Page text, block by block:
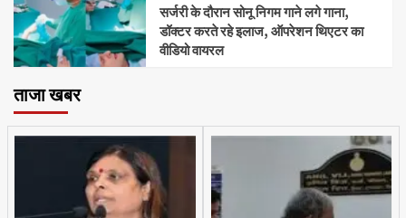
सर्जरी के दौरान सोनू निगम गाने लगे गाना,
डॉक्टर करते रहे इलाज, ऑपरेशन थिएटर का
वीडियो वायरल
ताजा खबर